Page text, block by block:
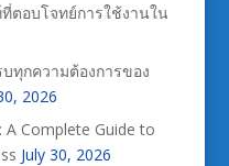
ตอบโจทย์การใช้งานใน
ทุกความต้องการของ
2026
A Complete Guide to
July 30, 2026